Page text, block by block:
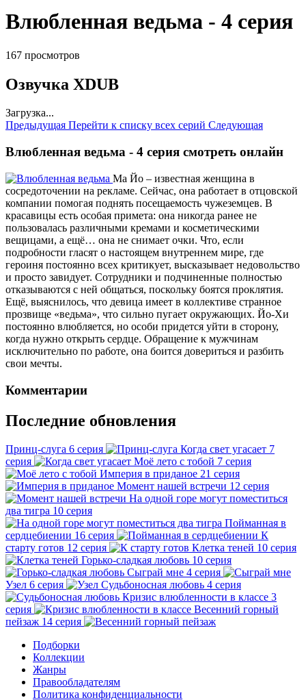
Влюбленная ведьма - 4 серия
167 просмотров
Озвучка XDUB
Загрузка...
Предыдущая Перейти к списку всех серий Следующая
Влюбленная ведьма - 4 серия смотреть онлайн
Ма Йо – известная женщина в
сосредоточении на рекламе. Сейчас, она работает в отцовской
компании помогая поднять посещаемость чужеземцев. В
красавицы есть особая примета: она никогда ранее не
пользовалась различными кремами и косметическими
вещицами, а ещё… она не снимает очки. Что, если
подробности гласят о настоящем внутреннем мире, где
героиня постоянно всех критикует, высказывает недовольство
и просто завидует. Сотрудники и подчиненные полностью
отказываются с ней общаться, поскольку боятся проклятия.
Ещё, выяснилось, что девица имеет в коллективе странное
прозвище «ведьма», что сильно пугает окружающих. Йо-Хи
постоянно влюбляется, но особи придется уйти в сторону,
когда нужно открыть сердце. Обращение к мужчинам
исключительно по работе, она боится довериться и разбить
свои мечты.
Комментарии
Последние обновления
Принц-слуга 6 серия Когда свет угасает 7
серия
Моё лето с тобой 7 серия
Империя в приданое 21 серия
Момент нашей встречи 12 серия
На одной горе могут поместиться
два тигра 10 серия
Пойманная в
сердцебиении 16 серия
К
старту готов 12 серия Клетка теней 10 серия
Горько-сладкая любовь 10 серия
Сыграй мне 4 серия
Узел 6 серия Судьбоносная любовь 4 серия
Кризис влюбленности в классе 3
серия
Весенний горный
пейзаж 14 серия
Подборки
Коллекции
Жанры
Правообладателям
Политика конфиденциальности